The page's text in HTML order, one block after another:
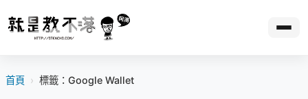
首頁 › 標籤：Google Wallet